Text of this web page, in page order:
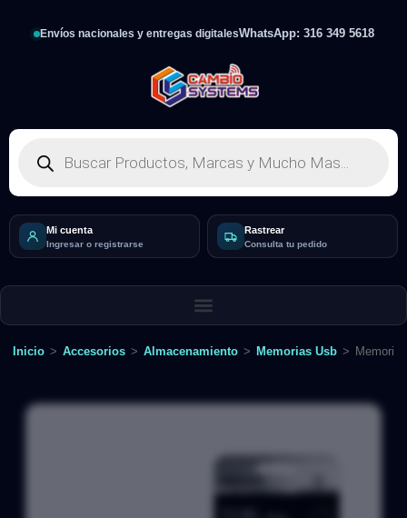
Envíos nacionales y entregas digitalesWhatsApp: 316 349 5618
Mi cuenta
Ingresar o registrarse
Rastrear
Consulta tu pedido
Inicio > Accesorios > Almacenamiento > Memorias Usb > Memoria